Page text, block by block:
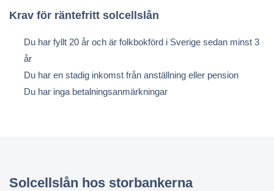
Krav för räntefritt solcellslån
Du har fyllt 20 år och är folkbokförd i Sverige sedan minst 3
år
Du har en stadig inkomst från anställning eller pension
Du har inga betalningsanmärkningar
Solcellslån hos storbankerna